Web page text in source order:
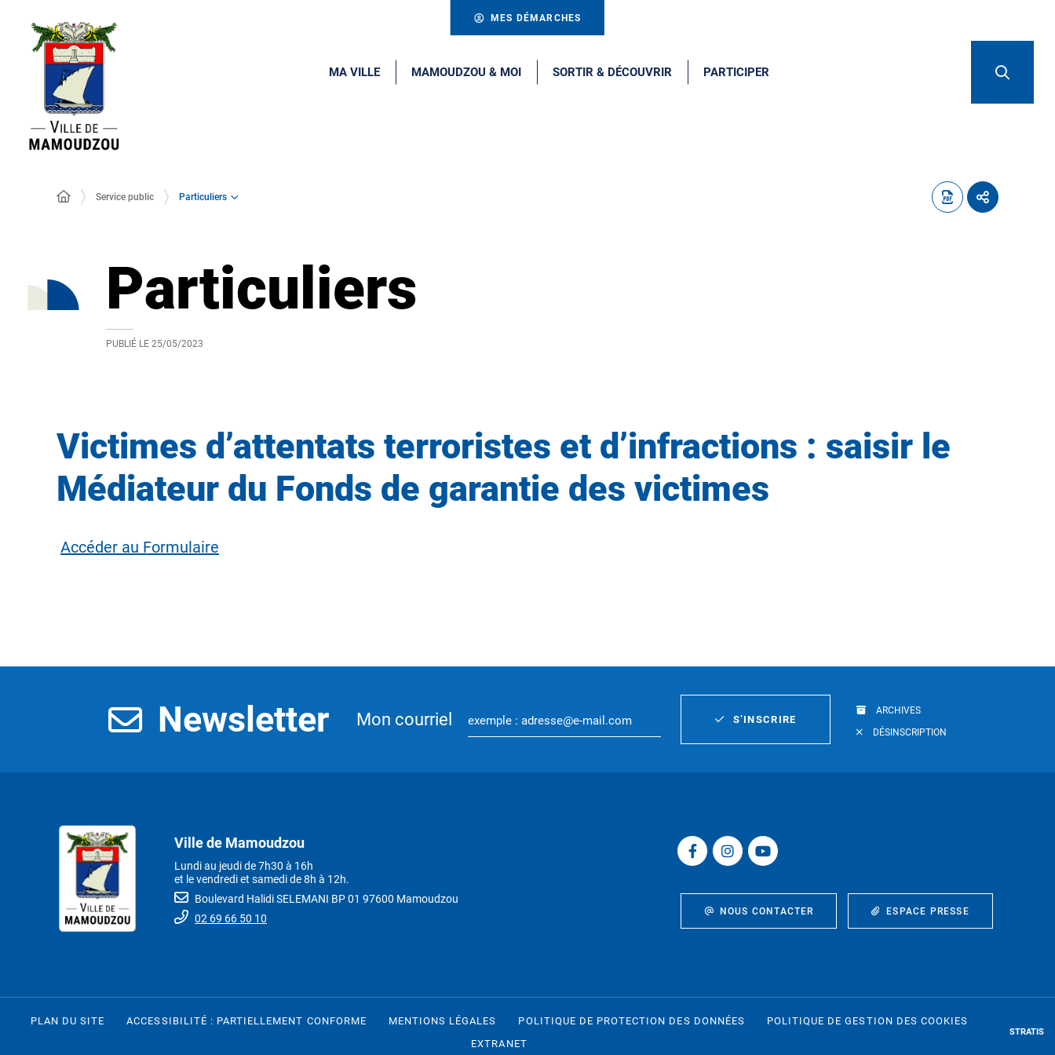
MES DÉMARCHES
MA VILLE MAMOUDZOU & MOI SORTIR & DÉCOUVRIR PARTICIPER
Service public Particuliers
Particuliers
PUBLIÉ LE 25/05/2023
Victimes d’attentats terroristes et d’infractions : saisir le
Médiateur du Fonds de garantie des victimes
Accéder au Formulaire
Newsletter Mon courriel S’INSCRIRE
ARCHIVES
DÉSINSCRIPTION
Ville de Mamoudzou
Lundi au jeudi de 7h30 à 16h
et le vendredi et samedi de 8h à 12h.
Boulevard Halidi SELEMANI BP 01 97600 Mamoudzou
02 69 66 50 10
NOUS CONTACTER ESPACE PRESSE
PLAN DU SITE ACCESSIBILITÉ : PARTIELLEMENT CONFORME MENTIONS LÉGALES POLITIQUE DE PROTECTION DES DONNÉES
POLITIQUE DE GESTION DES COOKIES
EXTRANET
STRATIS